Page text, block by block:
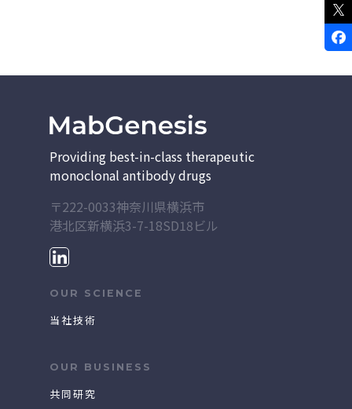
Providing best-in-class therapeutic
monoclonal antibody drugs
〒222-0033神奈川県横浜市
港北区新横浜3-7-18SD18ビル
OUR SCIENCE
当社技術
OUR BUSINESS
共同研究